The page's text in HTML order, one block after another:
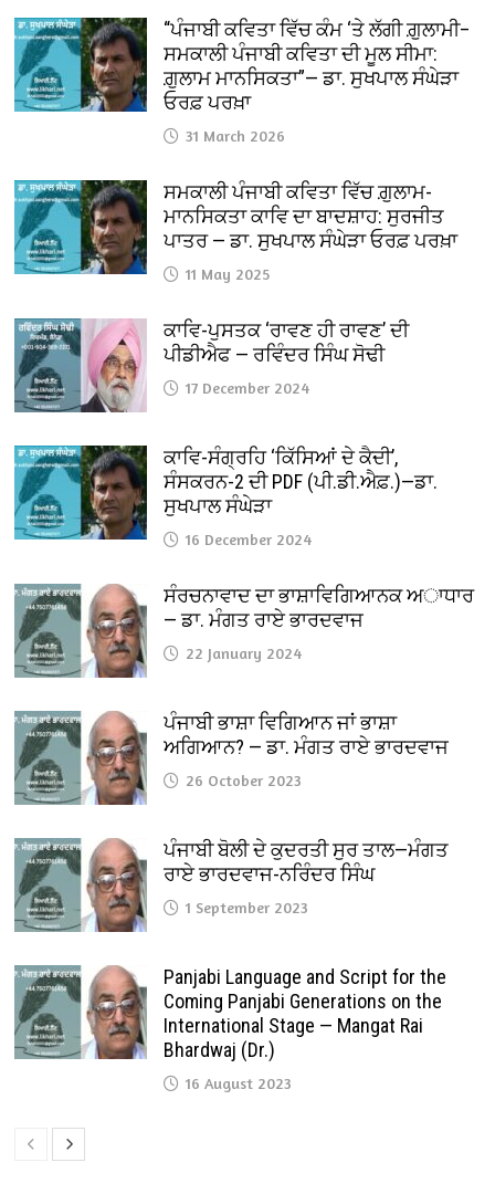
“ਪੰਜਾਬੀ ਕਵਿਤਾ ਵਿੱਚ ਕੰਮ ‘ਤੇ ਲੱਗੀ ਗ਼ੁਲਾਮੀ–
ਸਮਕਾਲੀ ਪੰਜਾਬੀ ਕਵਿਤਾ ਦੀ ਮੂਲ ਸੀਮਾ:
ਗ਼ੁਲਾਮ ਮਾਨਸਿਕਤਾ”— ਡਾ. ਸੁਖਪਾਲ ਸੰਘੇੜਾ
ਓਰਫ਼ ਪਰਖ਼ਾ
31 March 2026
ਸਮਕਾਲੀ ਪੰਜਾਬੀ ਕਵਿਤਾ ਵਿੱਚ ਗ਼ੁਲਾਮ-
ਮਾਨਸਿਕਤਾ ਕਾਵਿ ਦਾ ਬਾਦਸ਼ਾਹ: ਸੁਰਜੀਤ
ਪਾਤਰ — ਡਾ. ਸੁਖਪਾਲ ਸੰਘੇੜਾ ਓਰਫ਼ ਪਰਖ਼ਾ
11 May 2025
ਕਾਵਿ-ਪੁਸਤਕ ‘ਰਾਵਣ ਹੀ ਰਾਵਣ’ ਦੀ
ਪੀਡੀਐਫ — ਰਵਿੰਦਰ ਸਿੰਘ ਸੋਢੀ
17 December 2024
ਕਾਵਿ-ਸੰਗ੍ਰਹਿ ‘ਕਿੱਸਿਆਂ ਦੇ ਕੈਦੀ’,
ਸੰਸਕਰਨ-2 ਦੀ PDF (ਪੀ.ਡੀ.ਐਫ਼.)—ਡਾ.
ਸੁਖਪਾਲ ਸੰਘੇੜਾ
16 December 2024
ਸੰਰਚਨਾਵਾਦ ਦਾ ਭਾਸ਼ਾਵਿਗਿਆਨਕ ਅਾਧਾਰ
— ਡਾ. ਮੰਗਤ ਰਾਏ ਭਾਰਦਵਾਜ
22 January 2024
ਪੰਜਾਬੀ ਭਾਸ਼ਾ ਵਿਗਿਆਨ ਜਾਂ ਭਾਸ਼ਾ
ਅਗਿਆਨ? — ਡਾ. ਮੰਗਤ ਰਾਏ ਭਾਰਦਵਾਜ
26 October 2023
ਪੰਜਾਬੀ ਬੋਲੀ ਦੇ ਕੁਦਰਤੀ ਸੁਰ ਤਾਲ—ਮੰਗਤ
ਰਾਏ ਭਾਰਦਵਾਜ-ਨਰਿੰਦਰ ਸਿੰਘ
1 September 2023
Panjabi Language and Script for the
Coming Panjabi Generations on the
International Stage — Mangat Rai
Bhardwaj (Dr.)
16 August 2023